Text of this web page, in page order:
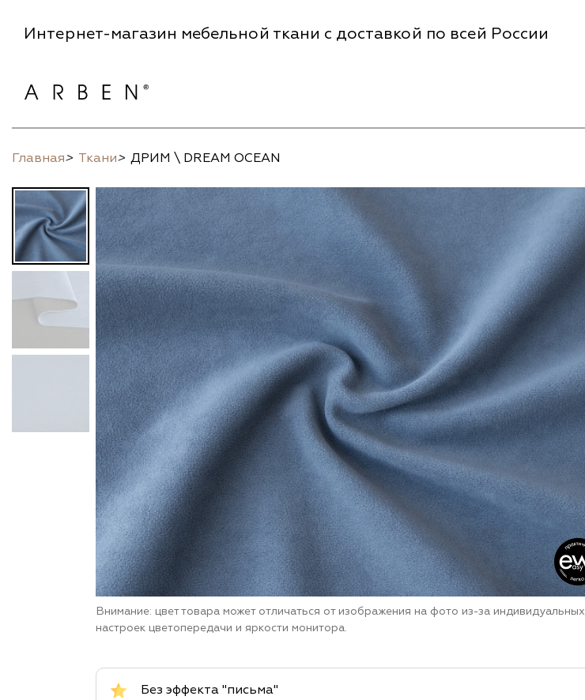
Интернет-магазин мебельной ткани с доставкой по всей России
Главная> Ткани> ДРИМ \ DREAM OCEAN
Внимание: цвет товара может отличаться от изображения на фото из-за индивидуальных
настроек цветопередачи и яркости монитора.
Без эффекта "письма"